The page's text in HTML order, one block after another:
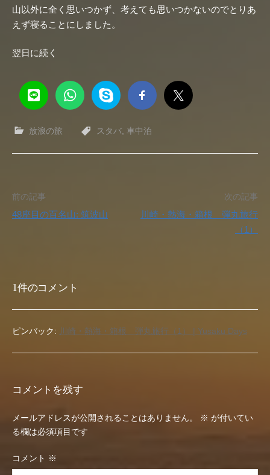
山以外に全く思いつかず、考えても思いつかないのでとりあ
えず寝ることにしました。
翌日に続く
放浪の旅 スタバ 車中泊
投
ビ
ゲ
ー
シ
ョ
前の記事
48座目の百名山: 筑波山
次の記事
川崎・熱海・箱根 弾丸旅行
（1）
1件のコメント
ピンバック: 川崎・熱海・箱根 弾丸旅行（1） | Yusaku Days
コメントを残す
メールアドレスが公開されることはありません。 ※ が付いてい
る欄は必須項目です
コメント ※